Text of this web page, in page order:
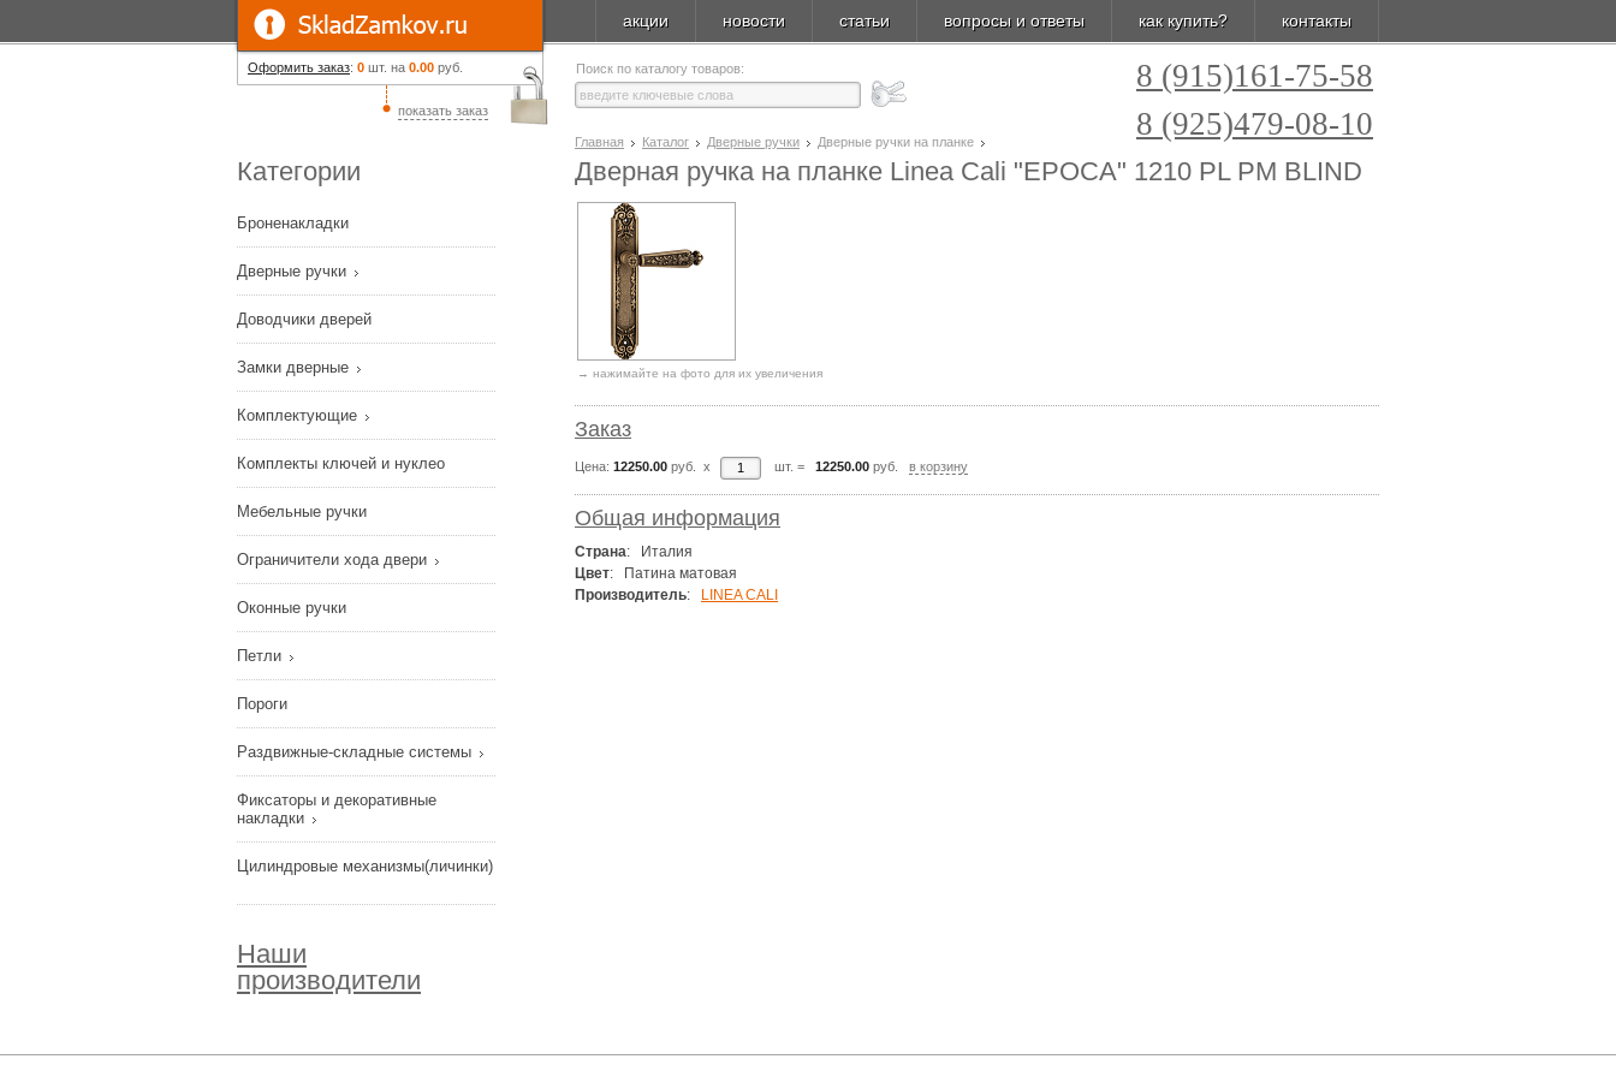
Оформить заказ: 0 шт. на 0.00 руб.
показать заказ
акции новости статьи вопросы и ответы как купить? контакты
Поиск по каталогу товаров:
8 (915)161-75-58
8 (925)479-08-10
Категории
Броненакладки
Дверные ручки
Доводчики дверей
Замки дверные
Комплектующие
Комплекты ключей и нуклео
Мебельные ручки
Ограничители хода двери
Оконные ручки
Петли
Пороги
Раздвижные-складные системы
Фиксаторы и декоративные
накладки
Цилиндровые механизмы(личинки)
Наши
производители
Главная Каталог Дверные ручки Дверные ручки на планке
Дверная ручка на планке Linea Cali "EPOCA" 1210 PL PM BLIND
→ нажимайте на фото для их увеличения
Заказ
Цена: 12250.00 руб. x шт. = 12250.00 руб. в корзину
Общая информация
Страна: Италия
Цвет: Патина матовая
Производитель: LINEA CALI